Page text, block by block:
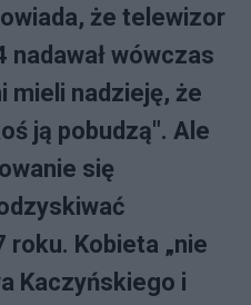
że telewizor
nadawał wówczas
mieli nadzieję, że
ją pobudzą". Ale
się
Kobieta „nie
Kaczyńskiego i